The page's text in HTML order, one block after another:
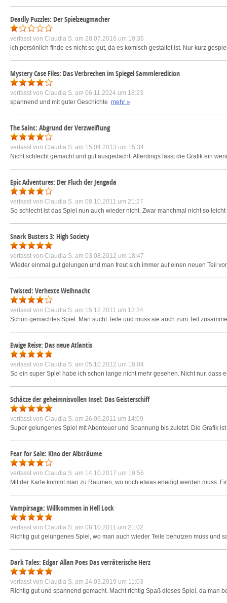
Deadly Puzzles: Der Spielzeugmacher
verfasst von Claudia S. am 28.07.2016 um 10:36
ich persönlich finde es nicht so gut, da es komisch gestaltet ist. Nur kurz
Mystery Case Files: Das Verbrechen im Spiegel Sammleredition
verfasst von Claudia S. am 06.11.2024 um 18:23
spannend und mit guter Geschichte mehr »
The Saint: Abgrund der Verzweiflung
verfasst von Claudia S. am 15.04.2013 um 15:34
Nicht schlecht gemacht und gut ausgedacht. Allerdings lässt die Grafik ein
Epic Adventures: Der Fluch der Jengada
verfasst von Claudia S. am 08.10.2011 um 21:27
So schlecht ist das Spiel nun auch wieder nicht. Zwar manchmal nicht so
Snark Busters 3: High Society
verfasst von Claudia S. am 03.08.2012 um 18:47
Wieder einmal gut gelungen und man freut sich immer auf einen neuen Teil
Twisted: Verhexte Weihnacht
verfasst von Claudia S. am 15.12.2011 um 12:24
Schön gemachtes Spiel. Man sucht Teile und muss sie auch zum Teil
Ewige Reise: Das neue Atlantis
verfasst von Claudia S. am 05.10.2012 um 18:04
So ein super Spiel habe ich schon lange nicht mehr gesehen. Nicht nur,
Schätze der geheimnisvollen Insel: Das Geisterschiff
verfasst von Claudia S. am 26.06.2011 um 14:09
Super gelungenes Spiel mit Abenteuer und Spannung bis zuletzt. Die Grafik
Fear for Sale: Kino der Albträume
verfasst von Claudia S. am 14.10.2017 um 19:56
Mit der Karte kommt man zu Räumen, wo noch etwas erledigt werden muss.
Vampirsaga: Willkommen in Hell Lock
verfasst von Claudia S. am 08.10.2011 um 21:02
Richtig gut gelungenes Spiel, wo man auch wieder Teile benutzen muss
Dark Tales: Edgar Allan Poes Das verräterische Herz
verfasst von Claudia S. am 24.03.2019 um 11:03
Richtig gut und spannend gemacht. Macht richtig Spaß dieses Spiel, da man